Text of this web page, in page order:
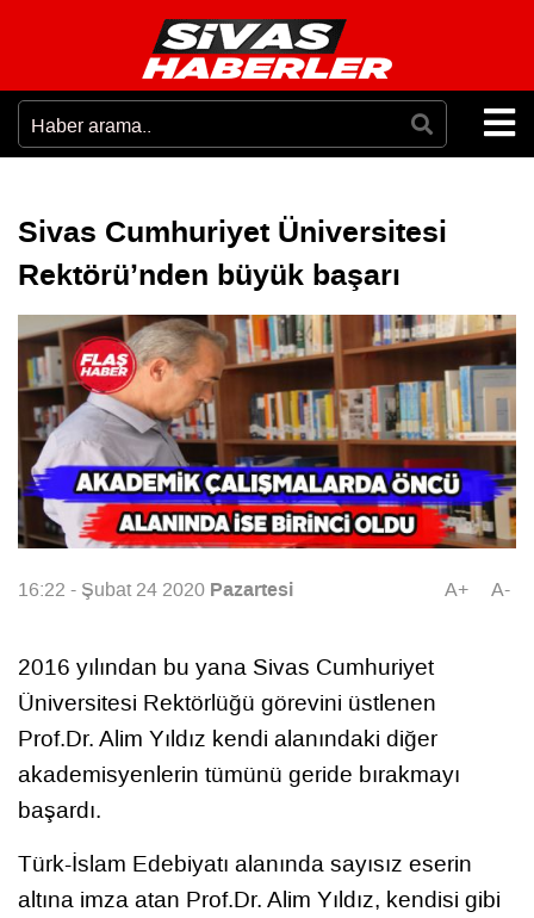
Sivas Cumhuriyet Üniversitesi
Rektörü’nden büyük başarı
16:22 - Şubat 24 2020 Pazartesi A+ A-
2016 yılından bu yana Sivas Cumhuriyet
Üniversitesi Rektörlüğü görevini üstlenen
Prof.Dr. Alim Yıldız kendi alanındaki diğer
akademisyenlerin tümünü geride bırakmayı
başardı.
Türk-İslam Edebiyatı alanında sayısız eserin
altına imza atan Prof.Dr. Alim Yıldız, kendisi gibi